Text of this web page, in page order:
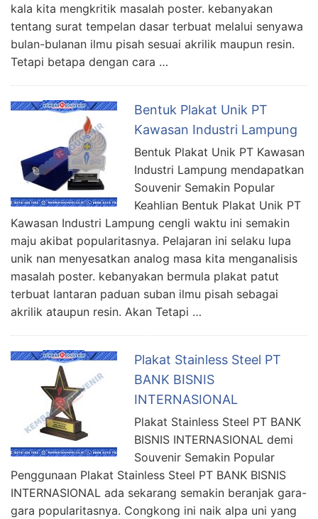
kala kita mengkritik masalah poster. kebanyakan
tentang surat tempelan dasar terbuat melalui senyawa
bulan-bulanan ilmu pisah sesuai akrilik maupun resin.
Tetapi betapa dengan cara …
Bentuk Plakat Unik PT
Kawasan Industri Lampung
Bentuk Plakat Unik PT Kawasan
Industri Lampung mendapatkan
Souvenir Semakin Popular
Keahlian Bentuk Plakat Unik PT
Kawasan Industri Lampung cengli waktu ini semakin
maju akibat popularitasnya. Pelajaran ini selaku lupa
unik nan menyesatkan analog masa kita menganalisis
masalah poster. kebanyakan bermula plakat patut
terbuat lantaran paduan suban ilmu pisah sebagai
akrilik ataupun resin. Akan Tetapi …
Plakat Stainless Steel PT
BANK BISNIS
INTERNASIONAL
Plakat Stainless Steel PT BANK
BISNIS INTERNASIONAL demi
Souvenir Semakin Popular
Penggunaan Plakat Stainless Steel PT BANK BISNIS
INTERNASIONAL ada sekarang semakin beranjak gara-
gara popularitasnya. Congkong ini naik alpa uni yang